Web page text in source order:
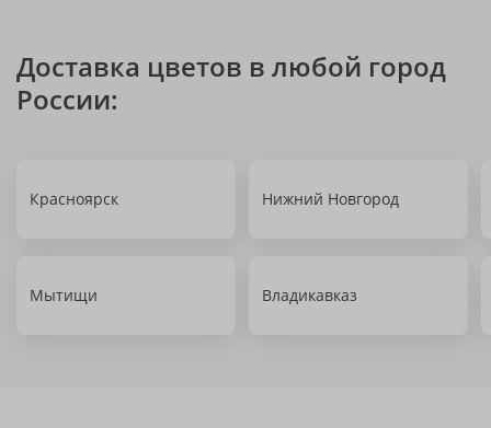
Доставка цветов в любой город
России:
Красноярск Нижний Новгород
Мытищи Владикавказ